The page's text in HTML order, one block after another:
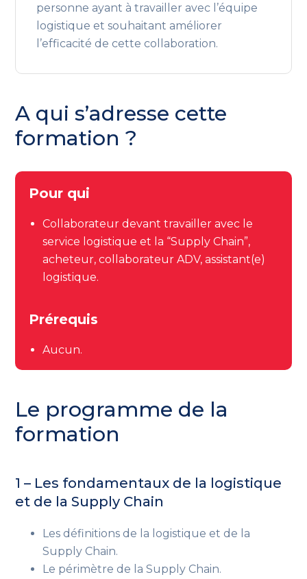
personne ayant à travailler avec l’équipe
logistique et souhaitant améliorer
l’efficacité de cette collaboration.
A qui s’adresse cette
formation ?
Pour qui
Collaborateur devant travailler avec le
service logistique et la “Supply Chain”,
acheteur, collaborateur ADV, assistant(e)
logistique.
Prérequis
Aucun.
Le programme de la
formation
1 – Les fondamentaux de la logistique
et de la Supply Chain
Les définitions de la logistique et de la
Supply Chain.
Le périmètre de la Supply Chain.